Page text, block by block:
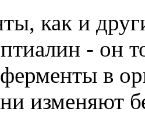
как и
- он
ферменты в
изменяют